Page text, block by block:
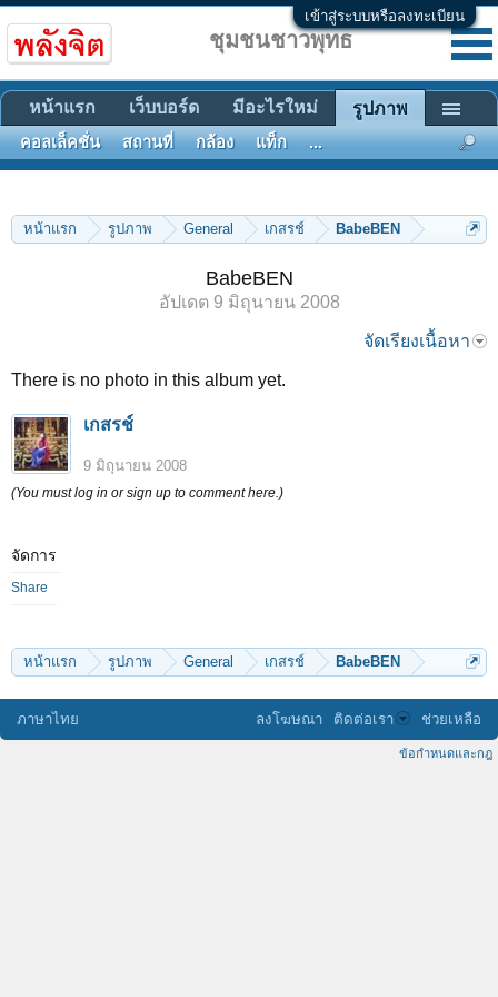
เข้าสู่ระบบหรือลงทะเบียน
หน้าแรก รูปภาพ General เกสรช์ BabeBEN
BabeBEN
อัปเดต 9 มิถุนายน 2008
จัดเรียงเนื้อหา
There is no photo in this album yet.
เกสรช์
9 มิถุนายน 2008
(You must log in or sign up to comment here.)
จัดการ
Share
หน้าแรก รูปภาพ General เกสรช์ BabeBEN
ชุมชนชาวพุทธ
หน้าแรก เว็บบอร์ด มีอะไรใหม่ รูปภาพ
คอลเล็คชั่น สถานที่ กล้อง แท็ก ...
ภาษาไทย ลงโฆษณา ติดต่อเรา ช่วยเหลือ
ข้อกำหนดและกฎ